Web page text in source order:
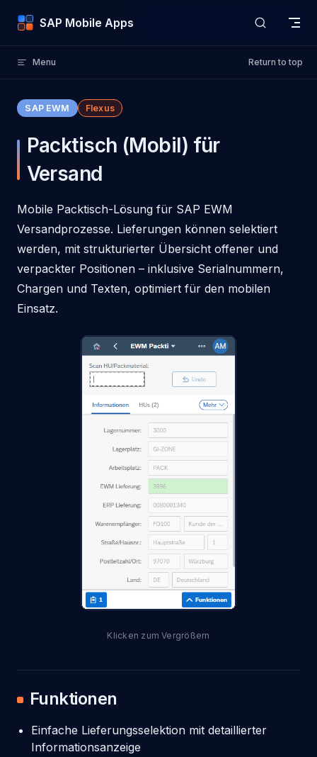
Skip to content
SAP Mobile Apps
Menu Return to top
SAP EWM Flexus
Packtisch (Mobil) für
Versand
Mobile Packtisch-Lösung für SAP EWM
Versandprozesse. Lieferungen können selektiert
werden, mit strukturierter Übersicht offener und
verpackter Positionen – inklusive Serialnummern,
Chargen und Texten, optimiert für den mobilen
Einsatz.
Funktionen
Einfache Lieferungsselektion mit detaillierter
Informationsanzeige